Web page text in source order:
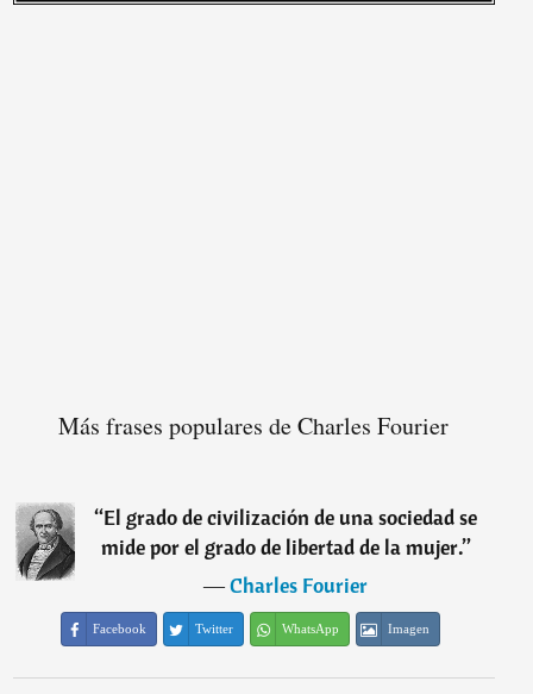
Más frases populares de Charles Fourier
“El grado de civilización de una sociedad se
mide por el grado de libertad de la mujer.”
―Charles Fourier
Facebook Twitter WhatsApp Imagen